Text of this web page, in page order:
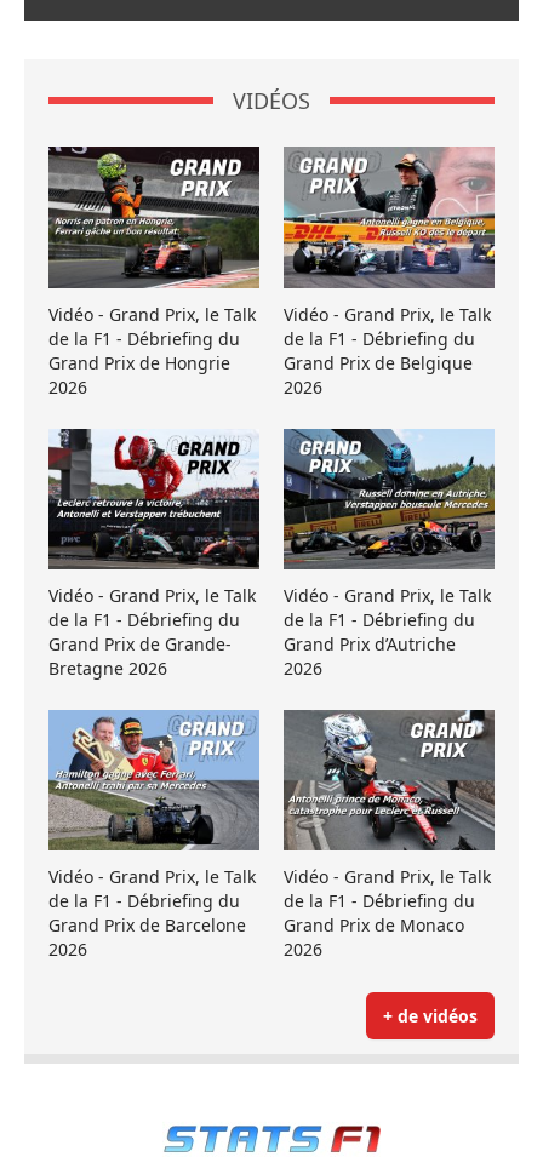
VIDÉOS
Vidéo - Grand Prix, le Talk
de la F1 - Débriefing du
Grand Prix de Hongrie
2026
Vidéo - Grand Prix, le Talk
de la F1 - Débriefing du
Grand Prix de Belgique
2026
Vidéo - Grand Prix, le Talk
de la F1 - Débriefing du
Grand Prix de Grande-
Bretagne 2026
Vidéo - Grand Prix, le Talk
de la F1 - Débriefing du
Grand Prix d’Autriche
2026
Vidéo - Grand Prix, le Talk
de la F1 - Débriefing du
Grand Prix de Barcelone
2026
Vidéo - Grand Prix, le Talk
de la F1 - Débriefing du
Grand Prix de Monaco
2026
+ de vidéos